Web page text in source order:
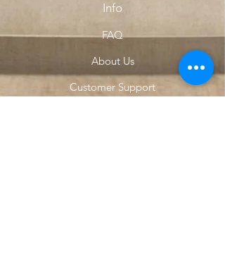
Info
FAQ
About Us
Customer Support